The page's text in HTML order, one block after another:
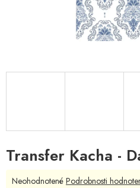
Transfer Kacha -
Priemerné
Neohodnotené Podrobnosti